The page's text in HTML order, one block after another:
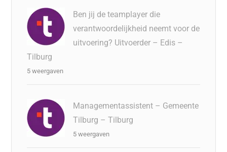
Ben jij de teamplayer die
verantwoordelijkheid neemt voor de
uitvoering? Uitvoerder – Edis –
Tilburg
5 weergaven
Managementassistent – Gemeente
Tilburg – Tilburg
5 weergaven